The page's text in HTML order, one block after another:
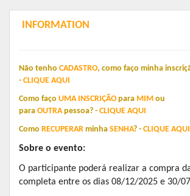
INFORMATION
Não tenho CADASTRO, como faço minha
- CLIQUE AQUI
Como faço UMA INSCRIÇÃO para MIM ou
para OUTRA pessoa? - CLIQUE AQUI
Como RECUPERAR minha SENHA? - CLIQUE AQUI
Sobre o evento:
O participante poderá realizar a compra
completa entre os dias 08/12/2025 e 30/